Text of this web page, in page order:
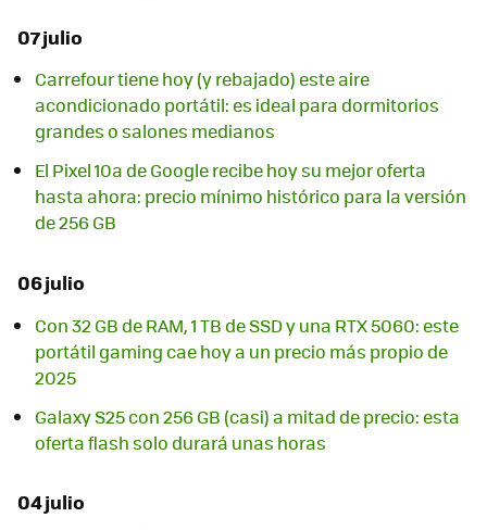
07 julio
Carrefour tiene hoy (y rebajado) este aire
acondicionado portátil: es ideal para dormitorios
grandes o salones medianos
El Pixel 10a de Google recibe hoy su mejor oferta
hasta ahora: precio mínimo histórico para la versión
de 256 GB
06 julio
Con 32 GB de RAM, 1 TB de SSD y una RTX 5060: este
portátil gaming cae hoy a un precio más propio de
2025
Galaxy S25 con 256 GB (casi) a mitad de precio: esta
oferta flash solo durará unas horas
04 julio